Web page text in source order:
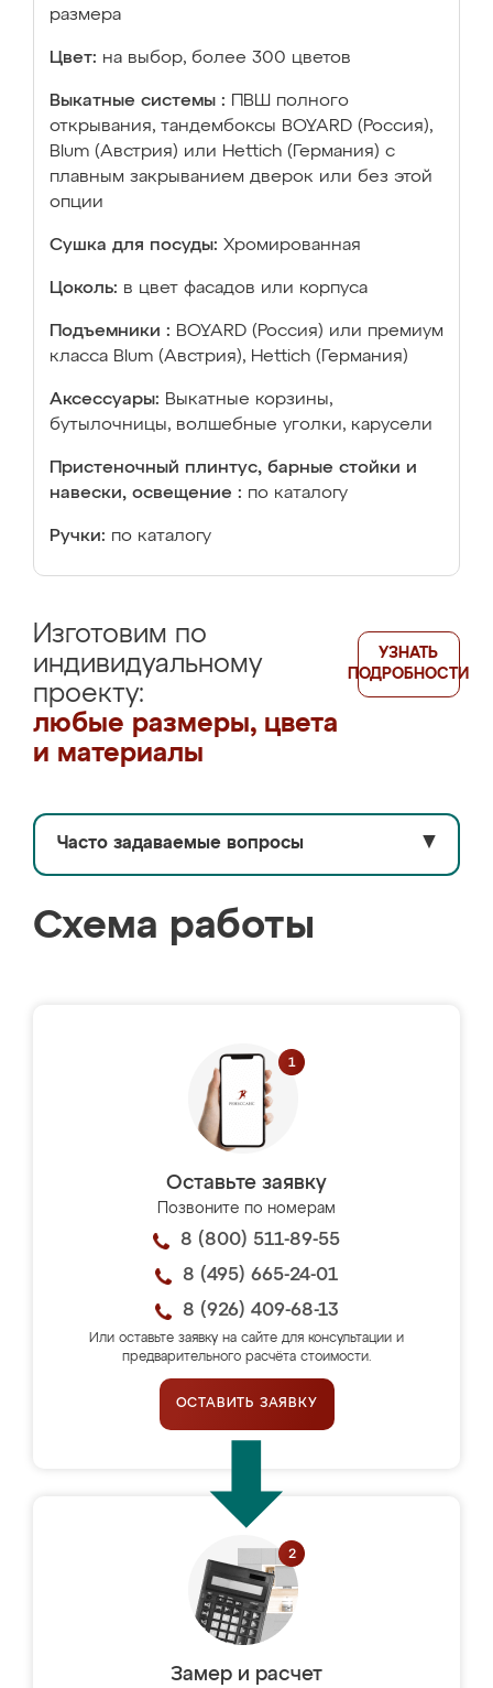
размера
Цвет: на выбор, более 300 цветов
Выкатные системы :
ПВШ полного
открывания, тандембоксы BOYARD (Россия),
Blum (Австрия) или Hettich (Германия) с
плавным закрыванием дверок или без этой
опции
Сушка для посуды: Хромированная
Цоколь: в цвет фасадов или корпуса
Подъемники : BOYARD (Россия) или премиум
класса Blum (Австрия), Hettich (Германия)
Аксессуары: Выкатные корзины,
бутылочницы, волшебные уголки, карусели
Пристеночный плинтус, барные стойки и
навески, освещение : по каталогу
Ручки: по каталогу
Изготовим по
индивидуальному
проекту:
любые размеры, цвета
и материалы
УЗНАТЬ
ПОДРОБНОСТИ
Часто задаваемые вопросы ▼
Схема работы
Оставьте заявку
Позвоните по номерам
8 (800) 511-89-55
8 (495) 665-24-01
8 (926) 409-68-13
Или оставьте заявку на сайте для консультации и
предварительного расчёта стоимости.
ОСТАВИТЬ ЗАЯВКУ
Замер и расчет